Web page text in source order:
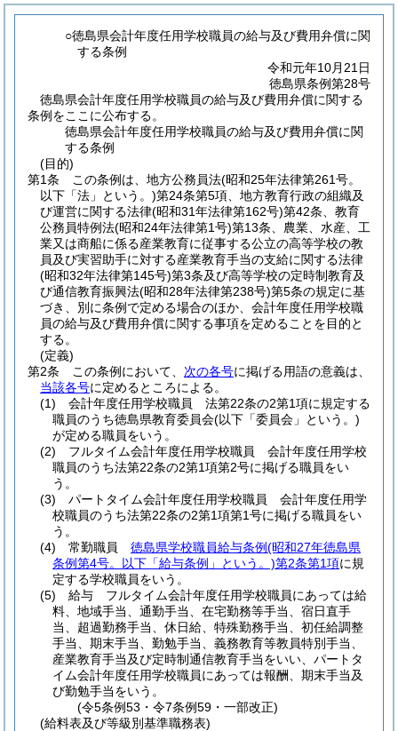
○徳島県会計年度任用学校職員の給与及び費用弁償に関
する条例
令和元年10月21日
徳島県条例第28号
徳島県会計年度任用学校職員の給与及び費用弁償に関する
条例をここに公布する。
徳島県会計年度任用学校職員の給与及び費用弁償に関
する条例
(目的)
第1条
この条例は、地方公務員法(昭和25年法律第261号。
以下「法」という。)第24条第5項、地方教育行政の組織及
び運営に関する法律(昭和31年法律第162号)第42条、教育
公務員特例法(昭和24年法律第1号)第13条、農業、水産、工
業又は商船に係る産業教育に従事する公立の高等学校の教
員及び実習助手に対する産業教育手当の支給に関する法律
(昭和32年法律第145号)第3条及び高等学校の定時制教育及
び通信教育振興法(昭和28年法律第238号)第5条の規定に基
づき、別に条例で定める場合のほか、会計年度任用学校職
員の給与及び費用弁償に関する事項を定めることを目的と
する。
(定義)
第2条
この条例において、 次の各号に掲げる用語の意義は、
当該各号に定めるところによる。
(1)
会計年度任用学校職員 法第22条の2第1項に規定する
職員のうち徳島県教育委員会(以下「委員会」という。)
が定める職員をいう。
(2)
フルタイム会計年度任用学校職員 会計年度任用学校
職員のうち法第22条の2第1項第2号に掲げる職員をい
う。
(3)
パートタイム会計年度任用学校職員 会計年度任用学
校職員のうち法第22条の2第1項第1号に掲げる職員をい
う。
(4)
常勤職員 徳島県学校職員給与条例(昭和27年徳島県
条例第4号。以下「給与条例」という。)第2条第1項に規
定する学校職員をいう。
(5)
給与 フルタイム会計年度任用学校職員にあっては給
料、地域手当、通勤手当、在宅勤務等手当、宿日直手
当、超過勤務手当、休日給、特殊勤務手当、初任給調整
手当、期末手当、勤勉手当、義務教育等教員特別手当、
産業教育手当及び定時制通信教育手当をいい、パートタ
イム会計年度任用学校職員にあっては報酬、期末手当及
び勤勉手当をいう。
(令5条例53・令7条例59・一部改正)
(給料表及び等級別基準職務表)